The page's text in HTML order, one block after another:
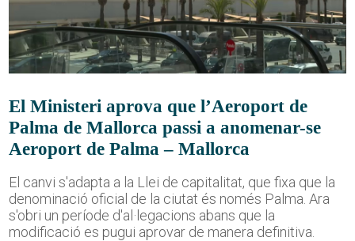
El Ministeri aprova que l’Aeroport de
Palma de Mallorca passi a anomenar-se
Aeroport de Palma – Mallorca
El canvi s'adapta a la Llei de capitalitat, que fixa que la
denominació oficial de la ciutat és només Palma. Ara
s'obri un període d'al·legacions abans que la
modificació es pugui aprovar de manera definitiva.